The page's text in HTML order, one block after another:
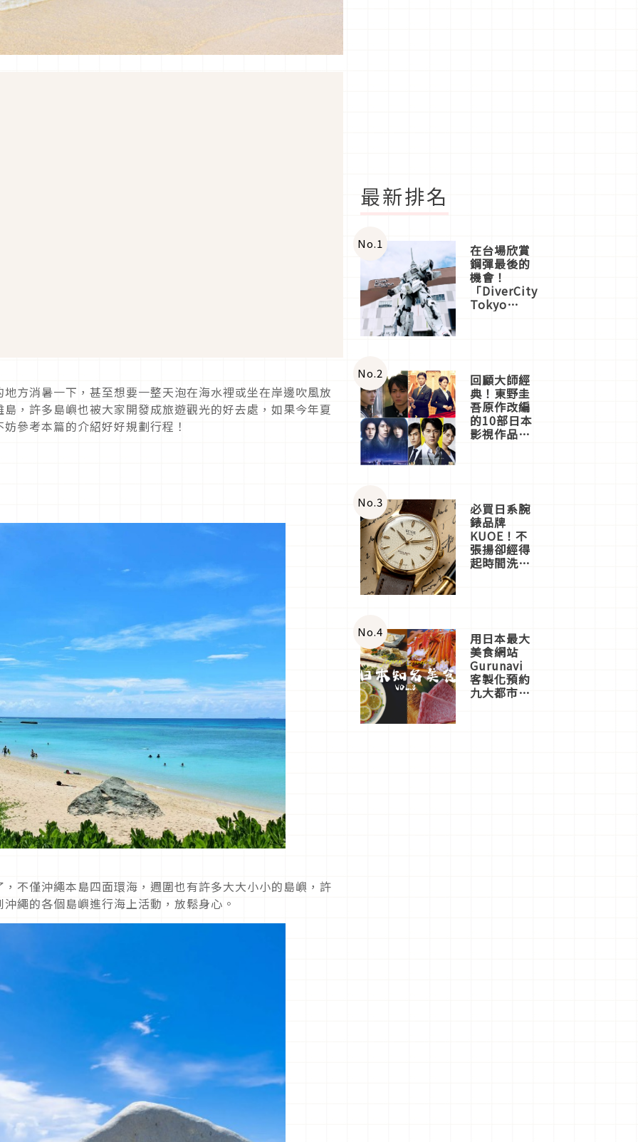
方消暑一下，甚至想要一整天泡在海水裡或坐在岸邊吹風放
，許多島嶼也被大家開發成旅遊觀光的好去處，如果今年夏
參考本篇的介紹好好規劃行程！
不僅沖繩本島四面環海，週圍也有許多大大小小的島嶼，許
繩的各個島嶼進行海上活動，放鬆身心。
最新排名
No.1 在台場欣賞
鋼彈最後的
機會！
「DiverCity
Tokyo
體驗
No.2 回顧大師經
典！東野圭
吾原作改編
的10部日本
影視作品推
No.3 必買日系腕
錶品牌
KUOE！不
張揚卻經得
起時間洗鍊
No.4 用日本最大
美食網站
Gurunavi
客製化預約
九大都市餐